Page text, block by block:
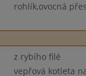
rohlík,ovocná
z rybího filé
vepřová kotleta